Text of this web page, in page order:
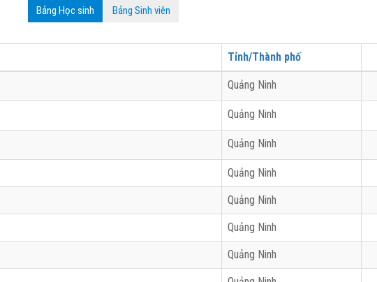
Bảng Học sinh Bảng Sinh viên
Tỉnh/Thành phố
Quảng Ninh
Quảng Ninh
Quảng Ninh
Quảng Ninh
Quảng Ninh
Quảng Ninh
Quảng Ninh